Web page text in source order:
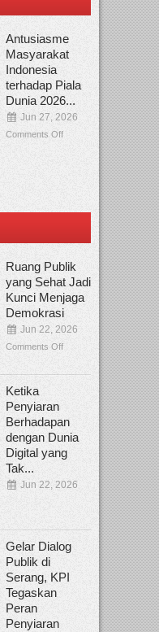
Antusiasme
Masyarakat
Indonesia
terhadap Piala
Dunia 2026...
Jun 27, 2026
Comments Off
Ruang Publik
yang Sehat Jadi
Kunci Menjaga
Demokrasi
Jun 22, 2026
Comments Off
Ketika
Penyiaran
Berhadapan
dengan Dunia
Digital yang
Tak...
Jun 22, 2026
Gelar Dialog
Publik di
Serang, KPI
Tegaskan
Peran
Penyiaran